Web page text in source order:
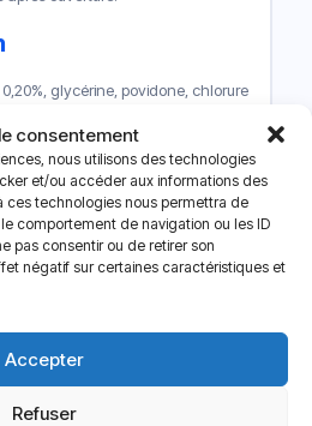
consentement
nous utilisons des technologies
et/ou accéder aux informations des
ces technologies nous permettra de
comportement de navigation ou les ID
pas consentir ou de retirer son
négatif sur certaines caractéristiques et
Accepter
Refuser
glycérine, povidone, chlorure
borique, borax décahydraté, eau
est idéal pour les personnes
à l’exposition prolongée aux
procure un
sans effet collant ni vision trouble.